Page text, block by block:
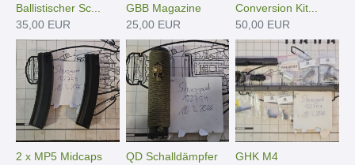
Ballistischer Sc...
35,00 EUR
GBB Magazine
25,00 EUR
Conversion Kit...
50,00 EUR
2 x MP5 Midcaps QD Schalldämpfer GHK M4